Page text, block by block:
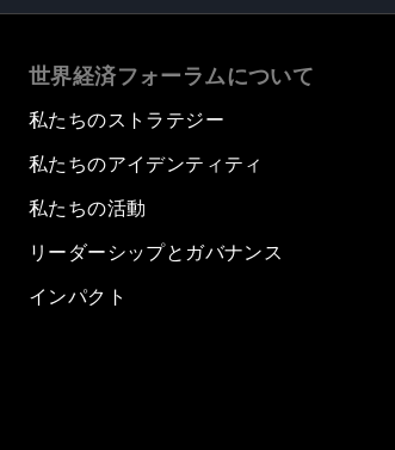
世界経済フォーラムについて
私たちのストラテジー
私たちのアイデンティティ
私たちの活動
リーダーシップとガバナンス
インパクト